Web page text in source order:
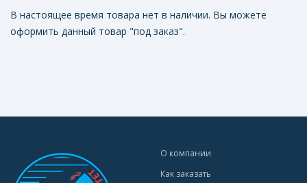
В настоящее время товара нет в наличии. Вы можете
оформить данный товар "под заказ".
О компании
Как заказать